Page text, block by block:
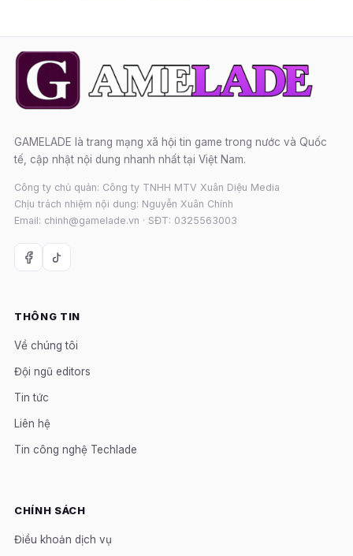
GAMELADE là trang mạng xã hội tin game trong nước và Quốc
tế, cập nhật nội dung nhanh nhất tại Việt Nam.
Công ty chủ quản: Công ty TNHH MTV Xuân Diệu Media
Chịu trách nhiệm nội dung: Nguyễn Xuân Chính
Email: chinh@gamelade.vn · SĐT: 0325563003
THÔNG TIN
Về chúng tôi
Đội ngũ editors
Tin tức
Liên hệ
Tin công nghệ Techlade
CHÍNH SÁCH
Điều khoản dịch vụ